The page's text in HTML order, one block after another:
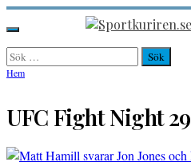
Hoppa
till
innehåll
Sportkuriren.se
Primär
meny
Sök
efter:
Hem
UFC Fight Night 29